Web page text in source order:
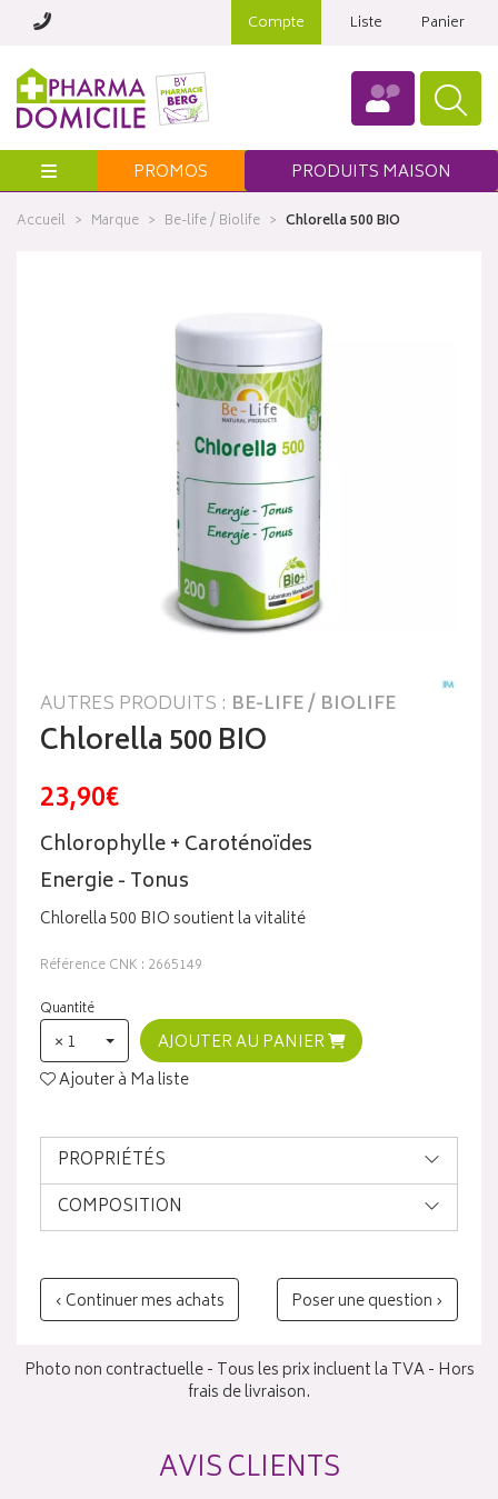
Compte Liste Panier
Menu PROMOS PRODUITS MAISON
Accueil Marque Be-life / Biolife Chlorella 500 BIO
AUTRES PRODUITS : BE-LIFE / BIOLIFE
Chlorella 500 BIO
23,90€
Chlorophylle + Caroténoïdes
Energie - Tonus
Chlorella 500 BIO soutient la vitalité
Référence CNK : 2665149
Quantité
× 1
AJOUTER AU PANIER
Ajouter à Ma liste
PROPRIÉTÉS
COMPOSITION
‹ Continuer mes achats Poser une question ›
Photo non contractuelle - Tous les prix incluent la TVA - Hors
frais de livraison.
AVIS CLIENTS